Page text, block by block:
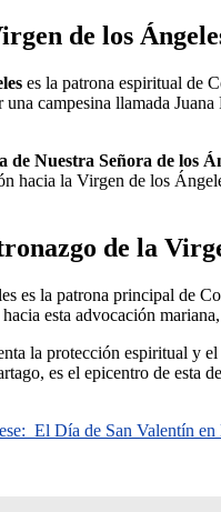
de los
es la patrona espiritual de
una campesina llamada
de Nuestra Señora de los
hacia la Virgen de los
de la
es la patrona principal de
hacia esta advocación
la protección espiritual y
es el epicentro de esta
El Día de San Valentín